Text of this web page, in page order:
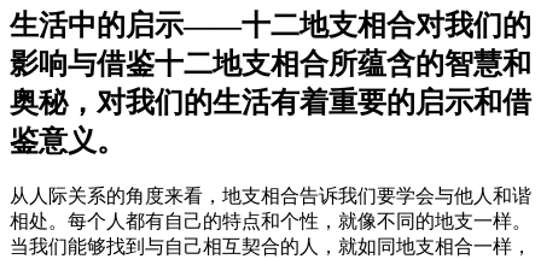
生活中的启示——十二地支相合对我们的
影响与借鉴十二地支相合所蕴含的智慧和
奥秘，对我们的生活有着重要的启示和借
鉴意义。
从人际关系的角度来看，地支相合告诉我们要学会与他人和谐
相处。每个人都有自己的特点和个性，就像不同的地支一样。
当我们能够找到与自己相互契合的人，就如同地支相合一样，